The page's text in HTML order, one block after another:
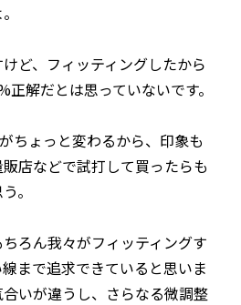
ど、フィッティングしたから
正解だとは思っていないです。
ちょっと変わるから、印象も
店などで試打して買ったらも
。
ろん我々がフィッティングす
まで追求できていると思いま
いが違うし、さらなる微調整